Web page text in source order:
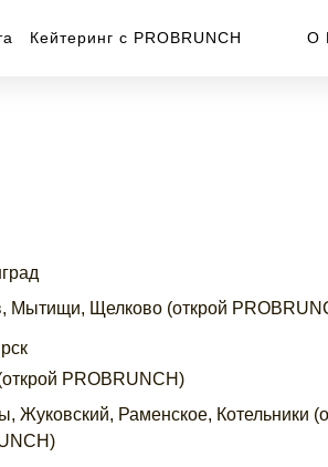
Кейтеринг с PROBRUNCH О
PROBRUNCH)
Мытищи, Щелково (открой
Жуковский, Раменское, Котельники